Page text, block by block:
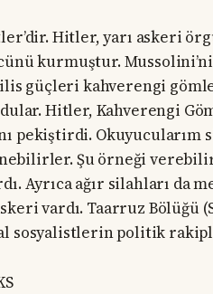
Hitler, yarı askeri
kurmuştur.
güçleri kahverengi
Hitler, Kahverengi
pekiştirdi.
Şu örneği
Ayrıca ağır silahları da
vardı. Taarruz
sosyalistlerin politik